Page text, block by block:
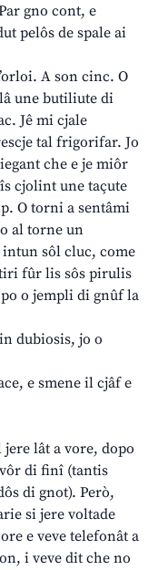
gno cont, e
pelôs de spale ai
A son cinc. O
une butiliute di
Jê mi cjale
tal frigorifar. Jo
che e je miôr
cjolint une taçute
O torni a sentâmi
al torne un
sôl cluc, come
fûr lis sôs pirulis
o jempli di gnûf la
dubiosis, jo o
e smene il cjâf e
lât a vore, dopo
di finî (tantis
di gnot). Però,
si jere voltade
e veve telefonât a
i veve dit che no